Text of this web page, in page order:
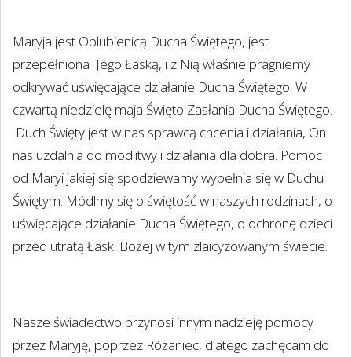
Maryja jest Oblubienicą Ducha Świętego, jest
przepełniona Jego Łaską, i z Nią właśnie pragniemy
odkrywać uświęcające działanie Ducha Świętego. W
czwartą niedzielę maja Święto Zasłania Ducha Świętego.
Duch Święty jest w nas sprawcą chcenia i działania, On
nas uzdalnia do modlitwy i działania dla dobra. Pomoc
od Maryi jakiej się spodziewamy wypełnia się w Duchu
Świętym. Módlmy się o świętość w naszych rodzinach, o
uświęcające działanie Ducha Świętego, o ochronę dzieci
przed utratą Łaski Bożej w tym zlaicyzowanym świecie.
Nasze świadectwo przynosi innym nadzieję pomocy
przez Maryję, poprzez Różaniec, dlatego zachęcam do